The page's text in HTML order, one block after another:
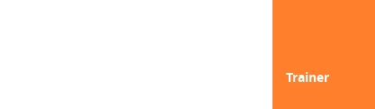
Trainer